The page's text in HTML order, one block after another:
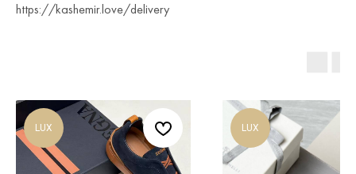
https://kashemir.love/delivery
LUX LUX